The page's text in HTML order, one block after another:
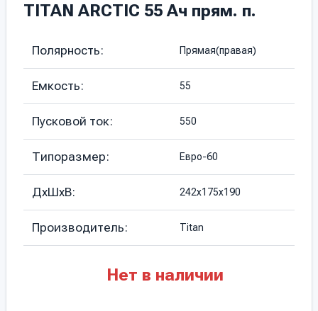
TITAN ARCTIC 55 Aч прям. п.
Полярность: Прямая(правая)
Емкость: 55
Пусковой ток: 550
Типоразмер: Евро-60
ДхШхВ: 242х175х190
Производитель: Titan
Нет в наличии